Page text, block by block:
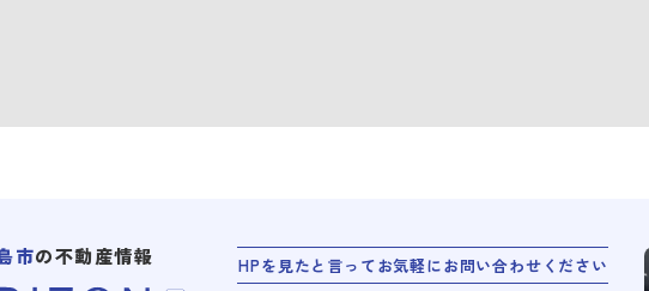
市の不動産情報 HPを見たと言ってお気軽にお問い合わせください